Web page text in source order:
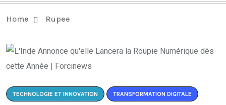
Home Rupee
TECHNOLOGIE ET INNOVATION TRANSFORMATION DIGITALE